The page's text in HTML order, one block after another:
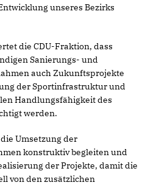
unseres Bezirks
die CDU-Fraktion, dass
Sanierungs- und
auch Zukunftsprojekte
der Sportinfrastruktur und
Handlungsfähigkeit des
werden.
Umsetzung der
konstruktiv begleiten und
der Projekte, damit die
von den zusätzlichen